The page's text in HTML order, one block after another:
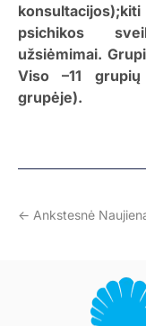
psichikos
užsiėmimai.
Viso –11
grupėje).
<- Ankstesnė